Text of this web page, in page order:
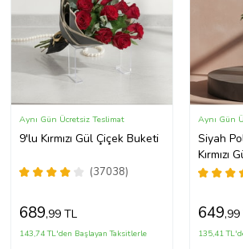
9'lu Kırmızı Gül Çiçek Buketi
(37038)
Aynı Gün Ücretsiz Teslimat
689,99 TL
143,74 TL'den Başlayan Taksitlerle
Siyah
Kırmızı
Aynı Gün
649,99
135,41